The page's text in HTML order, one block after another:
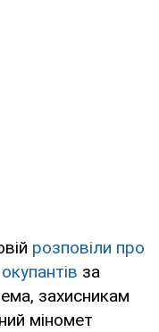
розповіли про
за
захисникам
міномет